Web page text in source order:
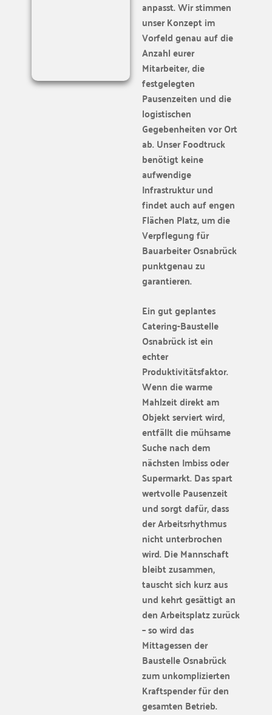
anpasst. Wir stimmen
unser Konzept im
Vorfeld genau auf die
Anzahl eurer
Mitarbeiter, die
festgelegten
Pausenzeiten und die
logistischen
Gegebenheiten vor Ort
ab. Unser Foodtruck
benötigt keine
aufwendige
Infrastruktur und
findet auch auf engen
Flächen Platz, um die
Verpflegung für
Bauarbeiter Osnabrück
punktgenau zu
garantieren.
Ein gut geplantes
Catering-Baustelle
Osnabrück ist ein
echter
Produktivitätsfaktor.
Wenn die warme
Mahlzeit direkt am
Objekt serviert wird,
entfällt die mühsame
Suche nach dem
nächsten Imbiss oder
Supermarkt. Das spart
wertvolle Pausenzeit
und sorgt dafür, dass
der Arbeitsrhythmus
nicht unterbrochen
wird. Die Mannschaft
bleibt zusammen,
tauscht sich kurz aus
und kehrt gesättigt an
den Arbeitsplatz zurück
– so wird das
Mittagessen der
Baustelle Osnabrück
zum unkomplizierten
Kraftspender für den
gesamten Betrieb.